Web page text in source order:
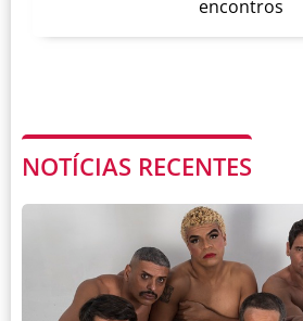
encontros
NOTÍCIAS RECENTES